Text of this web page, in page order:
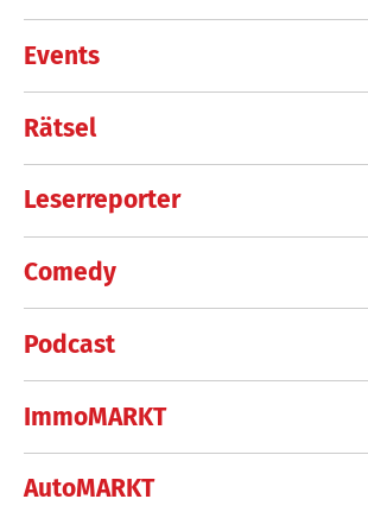
Events
Rätsel
Leserreporter
Comedy
Podcast
ImmoMARKT
AutoMARKT